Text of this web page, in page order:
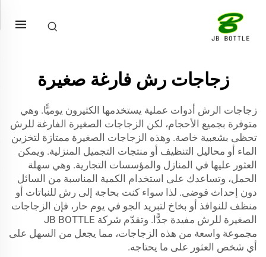
زجاجات رش فارغة صغيرة
زجاجات الرش أدوات عملية يستخدمها الكثيرون يوميًّا. وهي
متوفرة بجميع الأحجام، لكن الزجاجات الصغيرة الفارغة للرش
تحظى بشعبية خاصة. وهذه الزجاجات الصغيرة ممتازة لتخزين
الماء أو محاليل التنظيف أو منتجات التجميل المنزلية. ويمكن
العثور عليها في المنازل والمؤسسات التجارية. وهي سهلة
الحمل، وتساعدك على استخدام الكمية المناسبة من السائل
دون إحداث فوضى. لذا سواء كنت بحاجة إلى رش للنباتات أو
منظف للنوافذ أو بخاخ لتبريد الجو في يوم حار، فإن الزجاجات
الصغيرة للرش مفيدة جدًّا. وتقدّم شركة JB BOTTLE
مجموعة واسعة من هذه الزجاجات، مما يجعل من السهل على
أي شخص العثور على ما يحتاجه.